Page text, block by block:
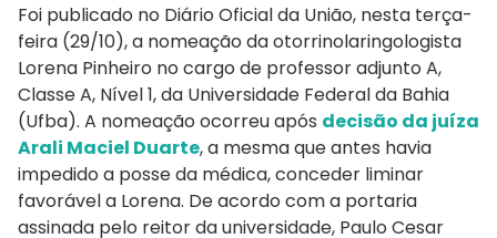
Foi publicado no Diário Oficial da União, nesta terça-
feira (29/10), a nomeação da otorrinolaringologista
Lorena Pinheiro no cargo de professor adjunto A,
Classe A, Nível 1, da Universidade Federal da Bahia
(Ufba). A nomeação ocorreu após decisão da juíza
Arali Maciel Duarte, a mesma que antes havia
impedido a posse da médica, conceder liminar
favorável a Lorena. De acordo com a portaria
assinada pelo reitor da universidade, Paulo Cesar